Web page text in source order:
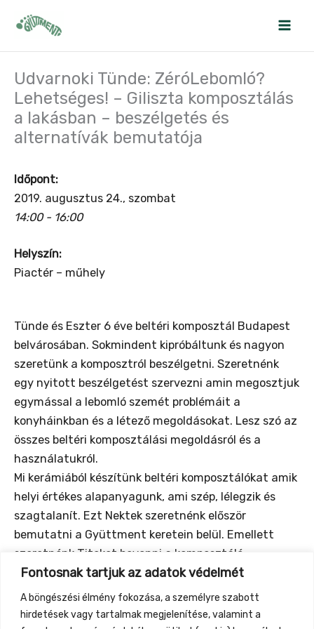
Fontosnak tartjuk az adatok védelmét
A böngészési élmény fokozása, a személyre szabott
hirdetések vagy tartalmak megjelenítése, valamint a
Udvarnoki Tünde: ZéróLebomló?
Lehetséges! – Giliszta komposztálás
a lakásban – beszélgetés és
alternatívák bemutatója
Időpont:
2019. augusztus 24., szombat
14:00 - 16:00
Helyszín:
Piactér – műhely
Tünde és Eszter 6 éve beltéri komposztál Budapest
belvárosában. Sokmindent kipróbáltunk és nagyon
szeretünk a komposztról beszélgetni. Szeretnénk
egy nyitott beszélgetést szervezni amin megosztjuk
egymással a lebomló szemét problémáit a
konyháinkban és a létező megoldásokat. Lesz szó az
összes beltéri komposztálási megoldásról és a
használatukról.
Mi kerámiából készítünk beltéri komposztálókat amik
helyi értékes alapanyagunk, ami szép, lélegzik és
szagtalanít. Ezt Nektek szeretnénk először
bemutatni a Gyüttment keretein belül. Emellett
szeretnénk Titeket bevonni a komposztáló
fejlesztésünkbe.
Mindenkinek ajánljuk a beszélgetésünket – annak is
aki most kezdene bele és annak is aki elakadt vagy